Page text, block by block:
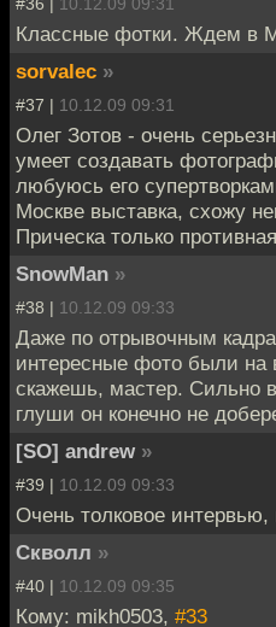
Классные фотки. Ждем в
sorvalec »
#37 | 10.12.09 09:31
Олег Зотов - очень
умеет создавать
любуюсь его
Москве выставка, схожу
Прическа только
SnowMan »
#38 | 10.12.09 09:33
Даже по отрывочным
интересные фото были на
скажешь, мастер. Сильно
глуши он конечно не
[SO] andrew »
#39 | 10.12.09 09:33
Очень толковое интервью,
Скволл »
#40 | 10.12.09 09:35
Кому: mikh0503, #33